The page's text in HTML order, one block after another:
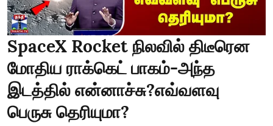
SpaceX Rocket நிலவில் திடீரென
மோதிய ராக்கெட் பாகம்-அந்த
இடத்தில் என்னாச்சு?எவ்வளவு
பெருசு தெரியுமா?